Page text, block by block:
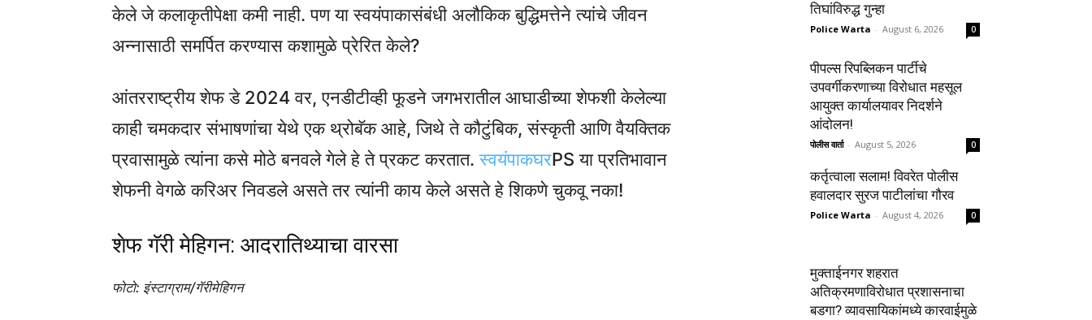
केले जे कलाकृतीपेक्षा कमी नाही. पण या स्वयंपाकासंबंधी अलौकिक बुद्धिमत्तेने त्यांचे जीवन
अन्नासाठी समर्पित करण्यास कशामुळे प्रेरित केले?
आंतरराष्ट्रीय शेफ डे 2024 वर, एनडीटीव्ही फूडने जगभरातील आघाडीच्या शेफशी केलेल्या
काही चमकदार संभाषणांचा येथे एक थ्रोबॅक आहे, जिथे ते कौटुंबिक, संस्कृती आणि वैयक्तिक
प्रवासामुळे त्यांना कसे मोठे बनवले गेले हे ते प्रकट करतात.स्वयंपाकघरPS या प्रतिभावान
शेफनी वेगळे करिअर निवडले असते तर त्यांनी काय केले असते हे शिकणे चुकवू नका!
शेफ गॅरी मेहिगन: आदरातिथ्याचा वारसा
फोटो: इंस्टाग्राम/गॅरीमेहिगन
तिघांविरुद्ध गुन्हा
Police Warta - August 6, 2026 0
पीपल्स रिपब्लिकन पार्टीचे
उपवर्गीकरणाच्या विरोधात महसूल
आयुक्त कार्यालयावर निदर्शने
आंदोलन!
पोलीस वार्ता - August 5, 2026 0
कर्तृत्वाला सलाम! विवरेत पोलीस
हवालदार सुरज पाटीलांचा गौरव
Police Warta - August 4, 2026 0
मुक्ताईनगर शहरात
अतिक्रमणाविरोधात प्रशासनाचा
बडगा? व्यावसायिकांमध्ये कारवाईमुळे